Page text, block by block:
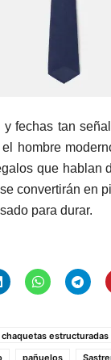
y fechas tan
hombre
que hablan
convertirán en
para durar.
chaquetas estructuradas
pañuelos